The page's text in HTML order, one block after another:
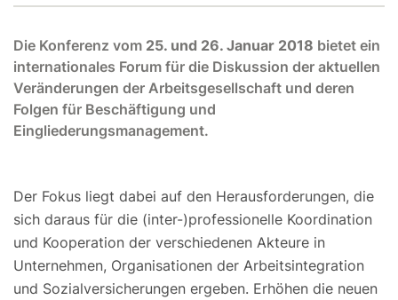
Die Konferenz vom 25. und 26. Januar 2018 bietet ein
internationales Forum für die Diskussion der aktuellen
Veränderungen der Arbeitsgesellschaft und deren
Folgen für Beschäftigung und
Eingliederungsmanagement.
Der Fokus liegt dabei auf den Herausforderungen, die
sich daraus für die (inter-)professionelle Koordination
und Kooperation der verschiedenen Akteure in
Unternehmen, Organisationen der Arbeitsintegration
und Sozialversicherungen ergeben. Erhöhen die neuen